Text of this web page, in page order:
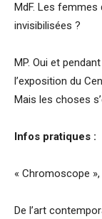
MdF. Les femmes
invisibilisées ?
MP. Oui et
l’exposition du
Mais les choses
Infos pratiques :
« Chromoscope
De l’art